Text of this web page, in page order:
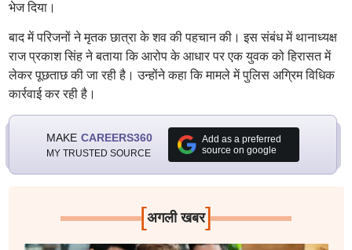
भेज दिया।
बाद में परिजनों ने मृतक छात्रा के शव की पहचान की। इस संबंध में थानाध्यक्ष
राज प्रकाश सिंह ने बताया कि आरोप के आधार पर एक युवक को हिरासत में
लेकर पूछताछ की जा रही है। उन्होंने कहा कि मामले में पुलिस अग्रिम विधिक
कार्रवाई कर रही है।
MAKE CAREERS360
MY TRUSTED SOURCE
Add as a preferred
source on google
[अगली खबर]